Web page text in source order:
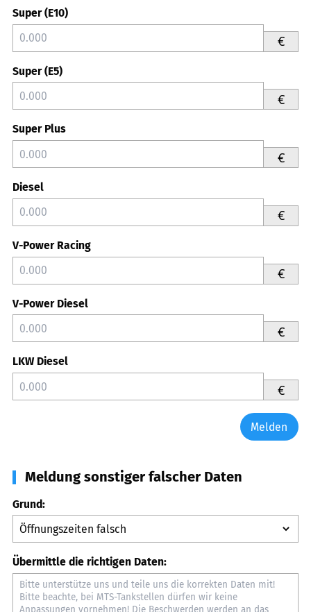
Super (E10)
€
Super (E5)
€
Super Plus
€
Diesel
€
V-Power Racing
€
V-Power Diesel
€
LKW Diesel
€
Melden
Meldung sonstiger falscher Daten
Grund:
Übermittle die richtigen Daten: